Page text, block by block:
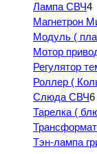
Лампа СВЧ4
Магнетрон
Модуль (
Мотор
Регулятор
Роллер (
Слюда СВЧ6
Тарелка (
Тэн-лампа